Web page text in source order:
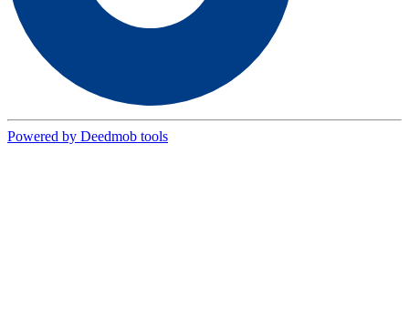
Powered by Deedmob tools